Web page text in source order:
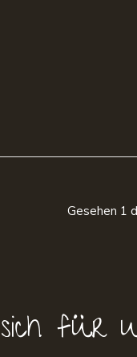
Gesehen 1
für